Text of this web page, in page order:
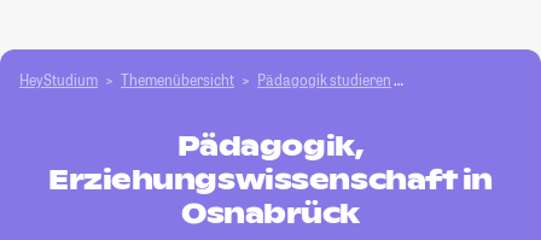
HeyStudium Themenübersicht Pädagogik studieren
Pädagogik,
Erziehungswissenschaft in
Osnabrück